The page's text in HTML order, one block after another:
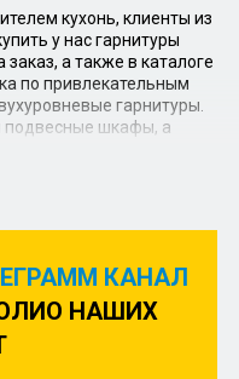
кухонь, клиенты из
у нас гарнитуры
а также в каталоге
по привлекательным
гарнитуры.
подвесные шкафы, а
изготовление кухонь,
Первые идеально
потолками. Как
редко.
смотрятся
КАНАЛ
НАШИХ